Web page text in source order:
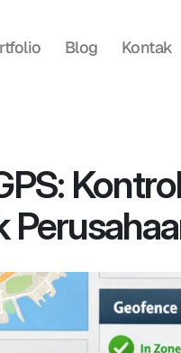
Blog Kontak